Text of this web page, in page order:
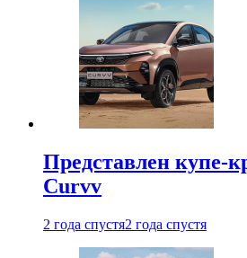
Представлен купе-
Curvv
2 года спустя2 года спустя